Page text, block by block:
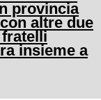
provincia
altre due
fratelli
insieme a